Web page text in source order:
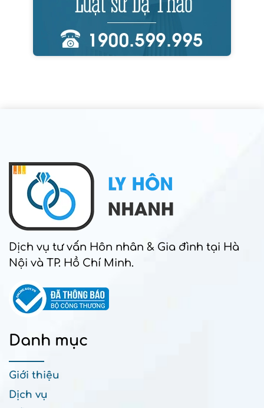
Dịch vụ tư vấn Hôn nhân & Gia đình tại Hà
Nội và TP. Hồ Chí Minh.
Danh mục
Giới thiệu
Dịch vụ